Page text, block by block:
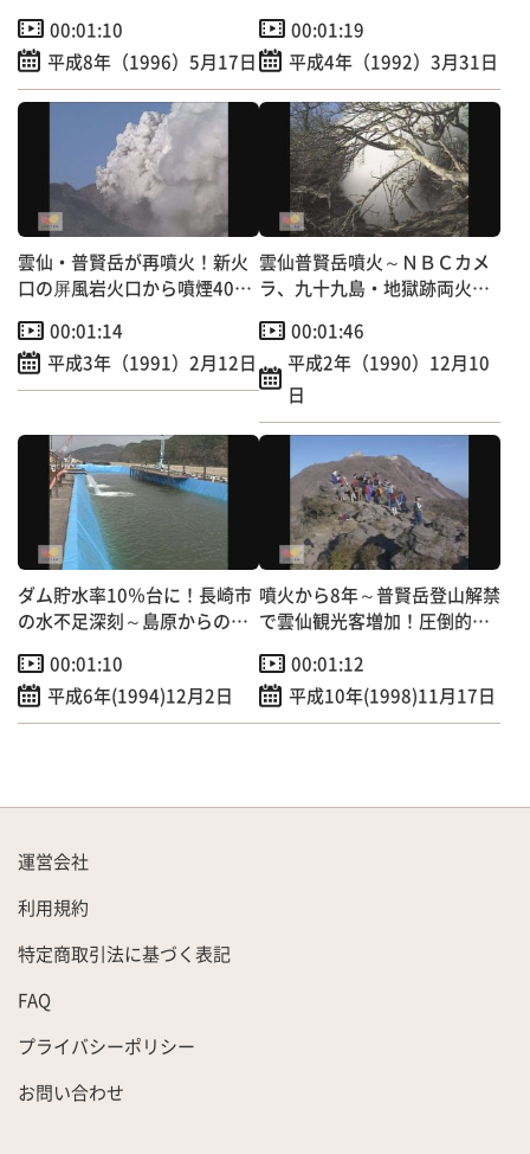
00:01:10
平成8年（1996）5月17日
00:01:19
平成4年（1992）3月31日
雲仙・普賢岳が再噴火！新火
口の屏風岩火口から噴煙400
00:01:14
平成3年（1991）2月12日
雲仙普賢岳噴火～ＮＢＣカメ
ラ、九十九島・地獄跡両火口
00:01:46
平成2年（1990）12月10
日
ダム貯水率10％台に！長崎市
の水不足深刻～島原からの支
00:01:10
平成6年(1994)12月2日
噴火から8年～普賢岳登山解禁
で雲仙観光客増加！圧倒的迫
00:01:12
平成10年(1998)11月17日
運営会社
利用規約
特定商取引法に基づく表記
FAQ
プライバシーポリシー
お問い合わせ